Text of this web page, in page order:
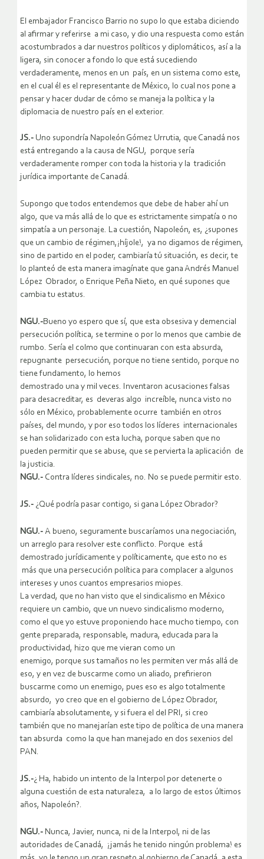
El embajador Francisco Barrio no supo lo que estaba diciendo
al afirmar y referirse a mi caso, y dio una respuesta como están
acostumbrados a dar nuestros políticos y diplomáticos, así a la
ligera, sin conocer a fondo lo que está sucediendo
verdaderamente, menos en un país, en un sistema como este,
en el cual él es el representante de México, lo cual nos pone a
pensar y hacer dudar de cómo se maneja la política y la
diplomacia de nuestro país en el exterior.
JS.- Uno supondría Napoleón Gómez Urrutia, que Canadá nos
está entregando a la causa de NGU, porque sería
verdaderamente romper con toda la historia y la tradición
jurídica importante de Canadá.
Supongo que todos entendemos que debe de haber ahí un
algo, que va más allá de lo que es estrictamente simpatía o no
simpatía a un personaje. La cuestión, Napoleón, es, ¿supones
que un cambio de régimen,¡híjole!, ya no digamos de régimen,
sino de partido en el poder, cambiaría tú situación, es decir, te
lo planteó de esta manera imagínate que gana Andrés Manuel
López Obrador, o Enrique Peña Nieto, en qué supones que
cambia tu estatus.
NGU.-Bueno yo espero que sí, que esta obsesiva y demencial
persecución política, se termine o por lo menos que cambie de
rumbo. Sería el colmo que continuaran con esta absurda,
repugnante persecución, porque no tiene sentido, porque no
tiene fundamento, lo hemos
demostrado una y mil veces. Inventaron acusaciones falsas
para desacreditar, es deveras algo increíble, nunca visto no
sólo en México, probablemente ocurre también en otros
países, del mundo, y por eso todos los líderes internacionales
se han solidarizado con esta lucha, porque saben que no
pueden permitir que se abuse, que se pervierta la aplicación de
la justicia.
NGU.- Contra líderes sindicales, no. No se puede permitir esto.
JS.- ¿Qué podría pasar contigo, si gana López Obrador?
NGU.- A bueno, seguramente buscaríamos una negociación,
un arreglo para resolver este conflicto. Porque está
demostrado jurídicamente y políticamente, que esto no es
más que una persecución política para complacer a algunos
intereses y unos cuantos empresarios miopes.
La verdad, que no han visto que el sindicalismo en México
requiere un cambio, que un nuevo sindicalismo moderno,
como el que yo estuve proponiendo hace mucho tiempo, con
gente preparada, responsable, madura, educada para la
productividad, hizo que me vieran como un
enemigo, porque sus tamaños no les permiten ver más allá de
eso, y en vez de buscarme como un aliado, prefirieron
buscarme como un enemigo, pues eso es algo totalmente
absurdo, yo creo que en el gobierno de López Obrador,
cambiaría absolutamente, y si fuera el del PRI, si creo
también que no manejarían este tipo de política de una manera
tan absurda como la que han manejado en dos sexenios del
PAN.
JS.-¿ Ha, habido un intento de la Interpol por detenerte o
alguna cuestión de esta naturaleza, a lo largo de estos últimos
años, Napoleón?.
NGU.- Nunca, Javier, nunca, ni de la Interpol, ni de las
autoridades de Canadá, ¡jamás he tenido ningún problema! es